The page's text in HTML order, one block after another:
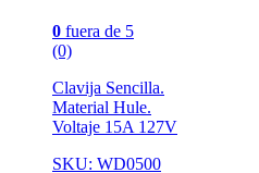
0 fuera de 5
(0)
Clavija Sencilla.
Material Hule.
Voltaje 15A 127V
SKU: WD0500